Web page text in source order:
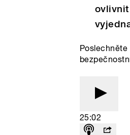
Poslechněte
25:02